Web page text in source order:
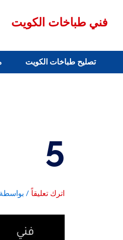
المحتوىفني طباخات الكويت
تصليح طباخات الكويت
5
اترك تعليقاً / بواسطة